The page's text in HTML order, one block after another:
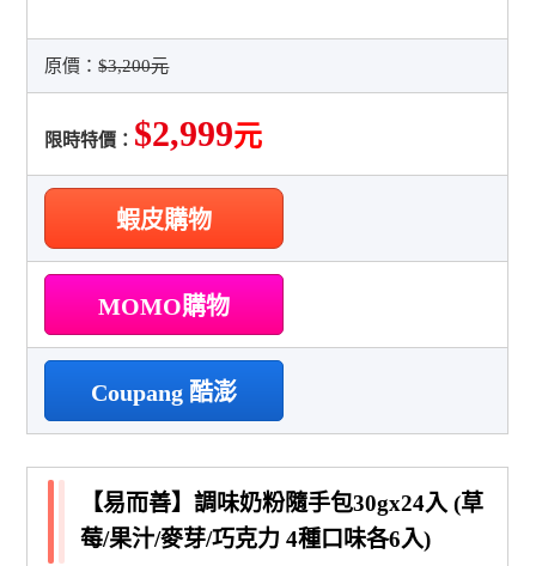
原價：$3,200元
限時特價： $2,999元
蝦皮購物
MOMO購物
Coupang 酷澎
【易而善】調味奶粉隨手包30gx24入 (草
莓/果汁/麥芽/巧克力 4種口味各6入)